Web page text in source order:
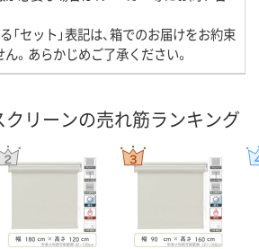
「セット」表記は、箱でのお届けをお約束
。あらかじめご了承ください。
リーンの売れ筋ランキング